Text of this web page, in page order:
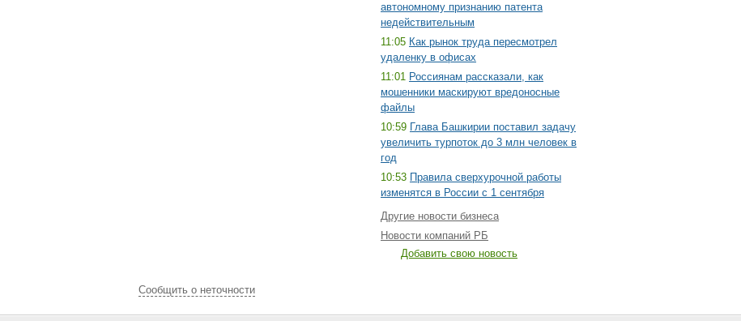
автономному признанию патента
недействительным
11:05 Как рынок труда пересмотрел
удаленку в офисах
11:01 Россиянам рассказали, как
мошенники маскируют вредоносные
файлы
10:59 Глава Башкирии поставил задачу
увеличить турпоток до 3 млн человек в
год
10:53 Правила сверхурочной работы
изменятся в России с 1 сентября
Другие новости бизнеса
Новости компаний РБ
Добавить свою новость
Cообщить о неточности